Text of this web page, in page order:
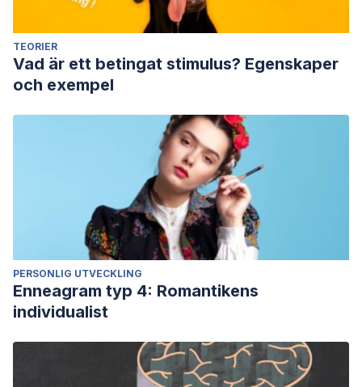
TEORIER
Vad är ett betingat stimulus? Egenskaper
och exempel
PERSONLIG UTVECKLING
Enneagram typ 4: Romantikens
individualist